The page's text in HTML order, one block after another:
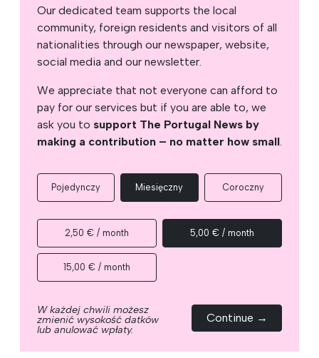
Our dedicated team supports the local
community, foreign residents and visitors of all
nationalities through our newspaper, website,
social media and our newsletter.
We appreciate that not everyone can afford to
pay for our services but if you are able to, we
ask you to support The Portugal News by
making a contribution – no matter how small.
Pojedynczy Miesięczny Coroczny
2,50 € / month 5,00 € / month
15,00 € / month
W każdej chwili możesz
zmienić wysokość datków
lub anulować wpłaty.
Continue →